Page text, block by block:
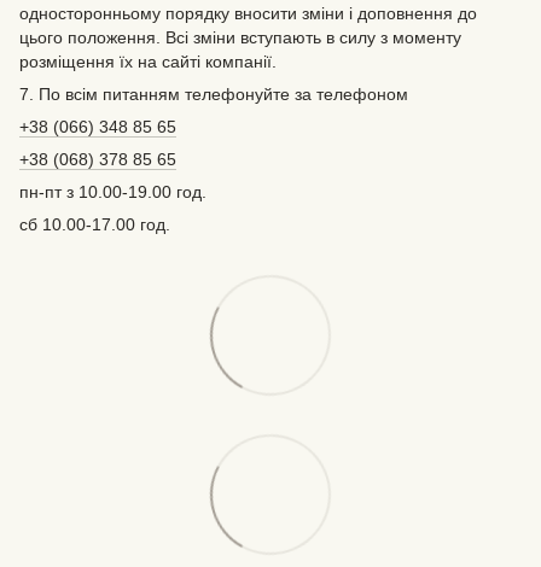
односторонньому порядку вносити зміни і доповнення до
цього положення. Всі зміни вступають в силу з моменту
розміщення їх на сайті компанії.
7. По всім питанням телефонуйте за телефоном
+38 (066) 348 85 65
+38 (068) 378 85 65
пн-пт з 10.00-19.00 год.
сб 10.00-17.00 год.